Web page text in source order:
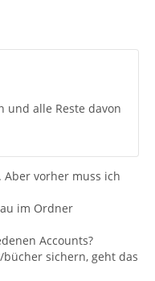
und alle Reste davon
vorher muss ich
im Ordner
Accounts?
sichern, geht das